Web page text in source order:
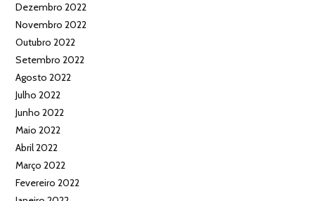
Dezembro 2022
Novembro 2022
Outubro 2022
Setembro 2022
Agosto 2022
Julho 2022
Junho 2022
Maio 2022
Abril 2022
Março 2022
Fevereiro 2022